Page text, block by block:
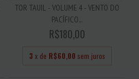
TOR TAUIL - VOLUME 4 - VENTO DO
PACÍFICO...
R$180,00
3 x de R$60,00 sem juros